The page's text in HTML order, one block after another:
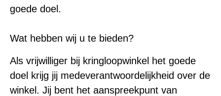
goede doel.
Wat hebben wij u te bieden?
Als vrijwilliger bij kringloopwinkel het goede
doel krijg jij medeverantwoordelijkheid over de
winkel. Jij bent het aanspreekpunt van